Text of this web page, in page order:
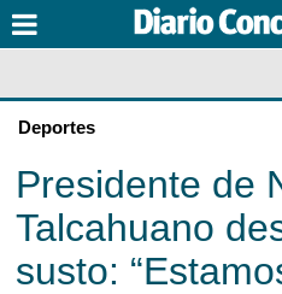
Deportes
Presidente de
Talcahuano
susto: